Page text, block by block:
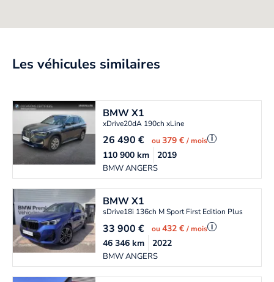
Les véhicules similaires
BMWX1
xDrive20dA 190ch xLine
26 490€ ou379 €/ mois i
BMW ANGERS
110 900km 2019
BMWX1
sDrive18i 136ch M Sport First Edition Plus
33 900€ ou432 €/ mois i
BMW ANGERS
46 346km 2022